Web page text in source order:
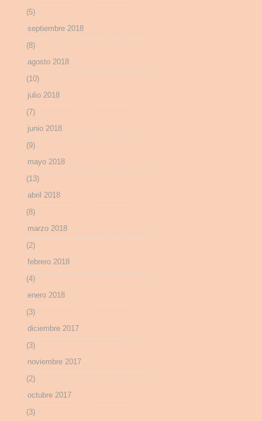
(5)
septiembre 2018
(8)
agosto 2018
(10)
julio 2018
(7)
junio 2018
(9)
mayo 2018
(13)
abril 2018
(8)
marzo 2018
(2)
febrero 2018
(4)
enero 2018
(3)
diciembre 2017
(3)
noviembre 2017
(2)
octubre 2017
(3)